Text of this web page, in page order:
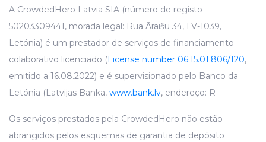
A CrowdedHero Latvia SIA (número de registo
50203309441, morada legal: Rua Āraišu 34, LV-1039,
Letónia) é um prestador de serviços de financiamento
colaborativo licenciado (License number 06.15.01.806/120,
emitido a 16.08.2022) e é supervisionado pelo Banco da
Letónia (Latvijas Banka, www.bank.lv, endereço: R
Os serviços prestados pela CrowdedHero não estão
abrangidos pelos esquemas de garantia de depósito